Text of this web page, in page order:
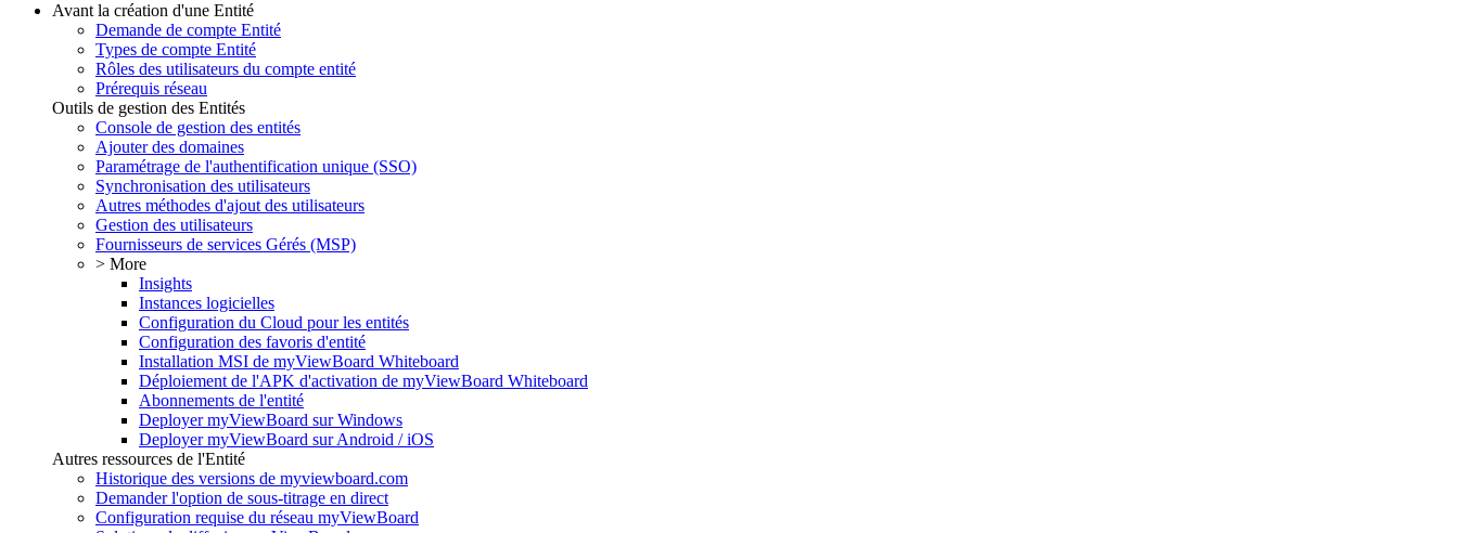
Avant la création d'une Entité
Demande de compte Entité
Types de compte Entité
Rôles des utilisateurs du compte entité
Prérequis réseau
Outils de gestion des Entités
Console de gestion des entités
Ajouter des domaines
Paramétrage de l'authentification unique (SSO)
Synchronisation des utilisateurs
Autres méthodes d'ajout des utilisateurs
Gestion des utilisateurs
Fournisseurs de services Gérés (MSP)
> More
Insights
Instances logicielles
Configuration du Cloud pour les entités
Configuration des favoris d'entité
Installation MSI de myViewBoard Whiteboard
Déploiement de l'APK d'activation de myViewBoard Whiteboard
Abonnements de l'entité
Deployer myViewBoard sur Windows
Deployer myViewBoard sur Android / iOS
Autres ressources de l'Entité
Historique des versions de myviewboard.com
Demander l'option de sous-titrage en direct
Configuration requise du réseau myViewBoard